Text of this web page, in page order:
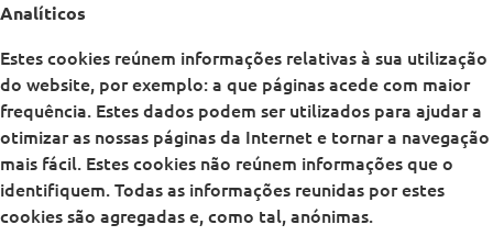
Analíticos
Estes cookies reúnem informações relativas à sua utilização
do website, por exemplo: a que páginas acede com maior
frequência. Estes dados podem ser utilizados para ajudar a
otimizar as nossas páginas da Internet e tornar a navegação
mais fácil. Estes cookies não reúnem informações que o
identifiquem. Todas as informações reunidas por estes
cookies são agregadas e, como tal, anónimas.